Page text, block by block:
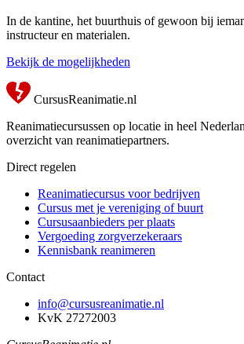
In de kantine, het buurthuis of gewoon bij
instructeur en materialen.
Bekijk de mogelijkheden
CursusReanimatie.nl
Reanimatiecursussen op locatie in heel
overzicht van reanimatiepartners.
Direct regelen
Reanimatiecursus voor bedrijven
Cursus met je vereniging of buurt
Cursusaanbieders per plaats
Vergoeding zorgverzekeraars
Kennisbank reanimeren
Contact
info@cursusreanimatie.nl
KvK 27272003